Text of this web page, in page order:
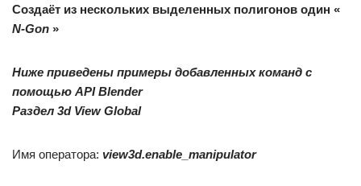
Создаёт из нескольких выделенных полигонов один «
N-Gon »
Ниже приведены примеры добавленных команд с
помощью API Blender
Раздел 3d View Global
Имя оператора: view3d.enable_manipulator